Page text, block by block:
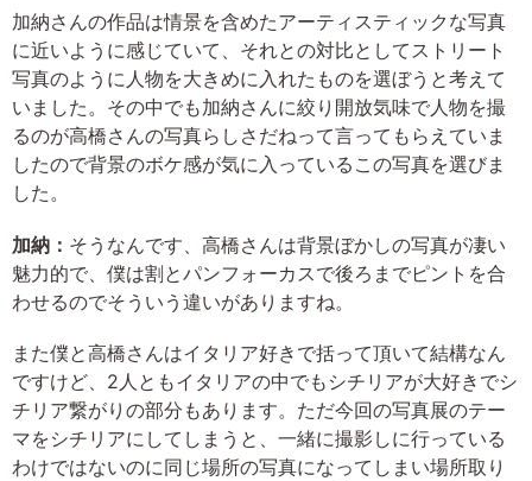
加納さんの作品は情景を含めたアーティスティックな写真
に近いように感じていて、それとの対比としてストリート
写真のように人物を大きめに入れたものを選ぼうと考えて
いました。その中でも加納さんに絞り開放気味で人物を撮
るのが高橋さんの写真らしさだねって言ってもらえていま
したので背景のボケ感が気に入っているこの写真を選びま
した。
加納： そうなんです、高橋さんは背景ぼかしの写真が凄い
魅力的で、僕は割とパンフォーカスで後ろまでピントを合
わせるのでそういう違いがありますね。
また僕と高橋さんはイタリア好きで括って頂いて結構なん
ですけど、2人ともイタリアの中でもシチリアが大好きでシ
チリア繋がりの部分もあります。ただ今回の写真展のテー
マをシチリアにしてしまうと、一緒に撮影しに行っている
わけではないのに同じ場所の写真になってしまい場所取り